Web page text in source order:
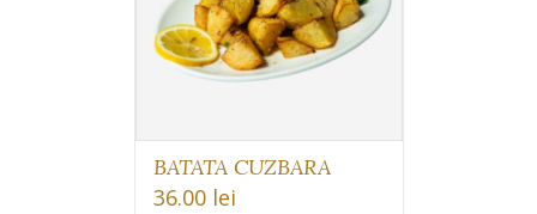
BATATA CUZBARA
36.00 lei